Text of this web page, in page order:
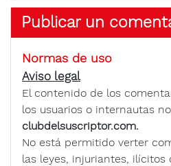
Publicar un
Normas de uso
Aviso legal
El contenido de los
los usuarios o internautas
clubdelsuscriptor.com.
No está permitido verter
las leyes, injuriantes, ilícitos